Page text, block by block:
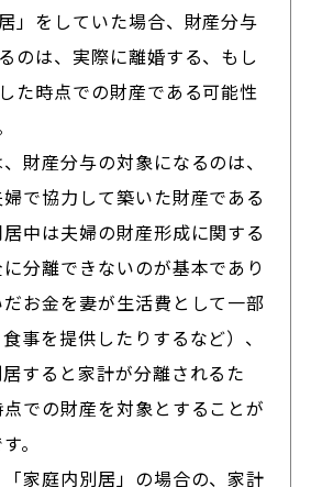
」をしていた場合、財産分与
のは、実際に離婚する、もし
た時点での財産である可能性
財産分与の対象になるのは、
で協力して築いた財産である
中は夫婦の財産形成に関する
分離できないのが基本であり
だお金を妻が生活費として一部
事を提供したりするなど）、
すると家計が分離されるた
での財産を対象とすることが
。
家庭内別居」の場合の、家計